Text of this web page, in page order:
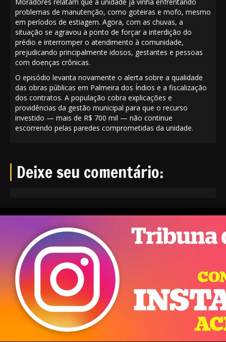
problemas de manutenção, como goteiras e mofo, mesmo
em períodos de estiagem. Agora, com as chuvas, a
situação se agravou a ponto de forçar a interdição do
prédio e interromper o atendimento à comunidade,
prejudicando principalmente idosos, gestantes e pessoas
com doenças crônicas.
O episódio levanta novamente o alerta sobre a qualidade
das obras públicas em Palmeira dos Índios e a fiscalização
dos contratos. A população cobra explicações e
providências da gestão municipal para que o recurso
investido — mais de R$ 700 mil — não continue
escorrendo pelas paredes comprometidas da unidade.
Deixe seu comentário: